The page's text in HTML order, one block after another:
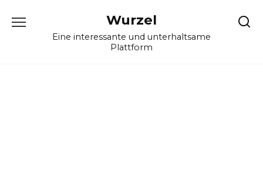
Wurzel
Eine interessante und unterhaltsame
Plattform